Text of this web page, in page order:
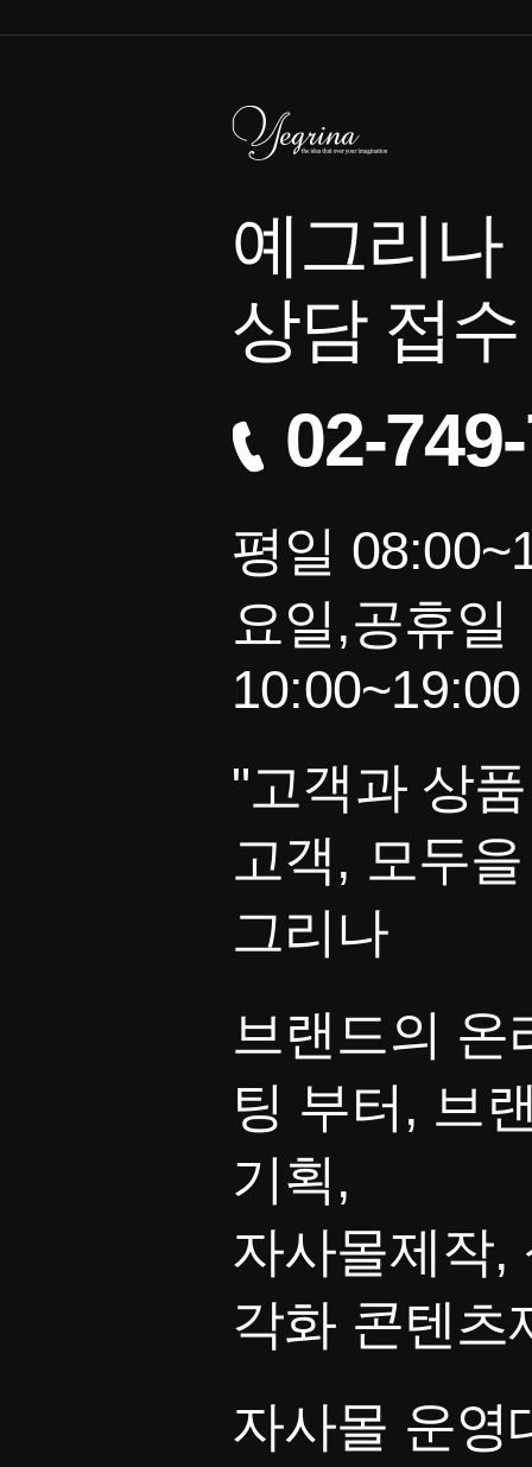
예그리나
상담 접수
02-
평일
요일,공휴일
10:00~19:00
"고객과 상
고객, 모두
그리나
브랜드의 온
팅 부터, 브
기획,
자사몰제작,
각화 콘텐츠
자사몰 운영